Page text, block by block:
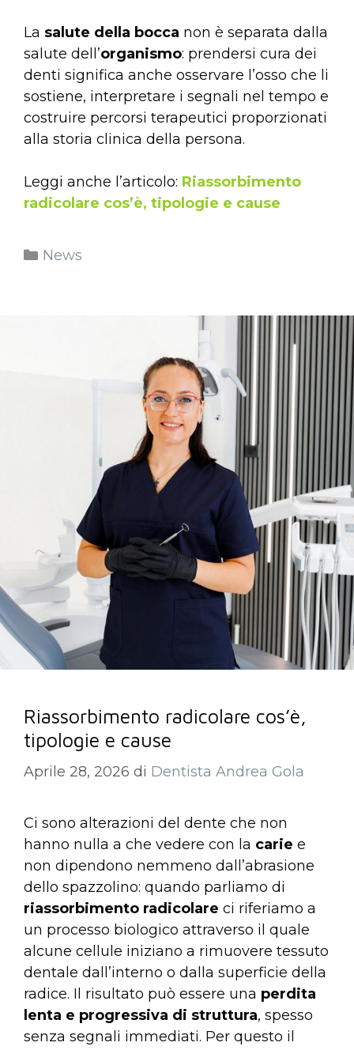
La salute della bocca non è separata dalla
salute dell’organismo: prendersi cura dei
denti significa anche osservare l’osso che li
sostiene, interpretare i segnali nel tempo e
costruire percorsi terapeutici proporzionati
alla storia clinica della persona.
Leggi anche l’articolo: Riassorbimento
radicolare cos’è, tipologie e cause
News
Riassorbimento radicolare cos’è,
tipologie e cause
Aprile 28, 2026 di Dentista Andrea Gola
Ci sono alterazioni del dente che non
hanno nulla a che vedere con la carie e
non dipendono nemmeno dall’abrasione
dello spazzolino: quando parliamo di
riassorbimento radicolare ci riferiamo a
un processo biologico attraverso il quale
alcune cellule iniziano a rimuovere tessuto
dentale dall’interno o dalla superficie della
radice. Il risultato può essere una perdita
lenta e progressiva di struttura, spesso
senza segnali immediati. Per questo il